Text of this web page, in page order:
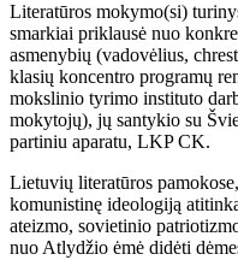
Literatūros mokymo(si)
smarkiai priklausė nuo
asmenybių (vadovėlius,
klasių koncentro programų
mokslinio tyrimo instituto
mokytojų), jų santykio su
partiniu aparatu, LKP CK.
Lietuvių literatūros
komunistinę ideologiją
ateizmo, sovietinio
nuo Atlydžio ėmė didėti